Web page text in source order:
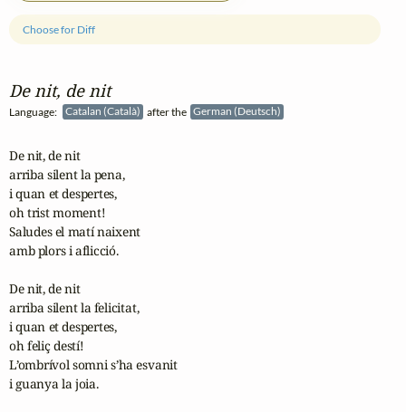
De nit, de nit
Language: Catalan (Català) after the German (Deutsch)
Choose for Diff
De nit, de nit
arriba silent la pena,
i quan et despertes,
oh trist moment!
Saludes el matí naixent
amb plors i aflicció.
De nit, de nit
arriba silent la felicitat,
i quan et despertes,
oh feliç destí!
L’ombrívol somni s’ha esvanit
i guanya la joia.